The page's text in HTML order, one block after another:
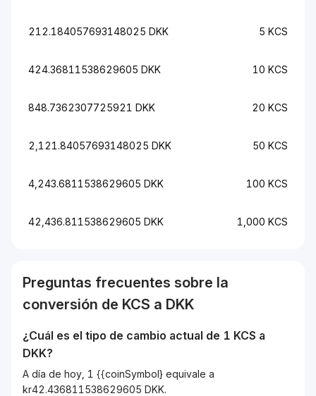
212.184057693148025 DKK 5 KCS
424.36811538629605 DKK 10 KCS
848.7362307725921 DKK 20 KCS
2,121.84057693148025 DKK 50 KCS
4,243.6811538629605 DKK 100 KCS
42,436.811538629605 DKK 1,000 KCS
Preguntas frecuentes sobre la
conversión de KCS a DKK
¿Cuál es el tipo de cambio actual de 1 KCS a
DKK?
A día de hoy, 1 {{coinSymbol} equivale a
kr42.436811538629605 DKK.